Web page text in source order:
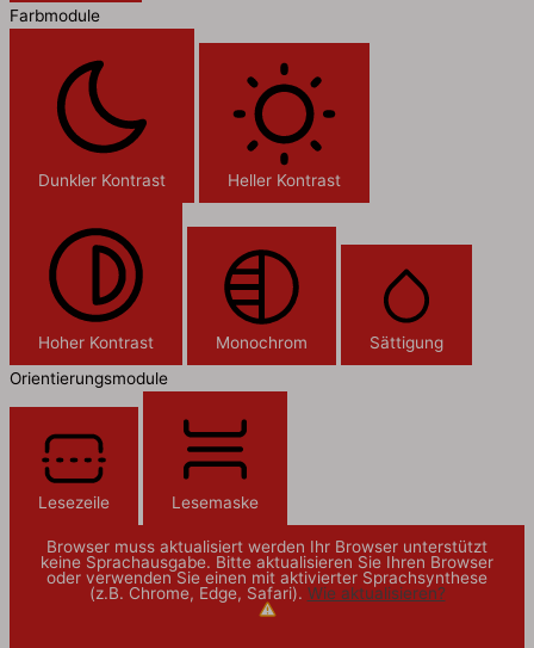
Farbmodule
Dunkler Kontrast Heller Kontrast
Hoher Kontrast Monochrom
Sättigung
Orientierungsmodule
Lesezeile Lesemaske
Browser muss aktualisiert werden Ihr Browser unterstützt
keine Sprachausgabe. Bitte aktualisieren Sie Ihren Browser
oder verwenden Sie einen mit aktivierter Sprachsynthese
(z.B. Chrome, Edge, Safari). Wie aktualisieren?